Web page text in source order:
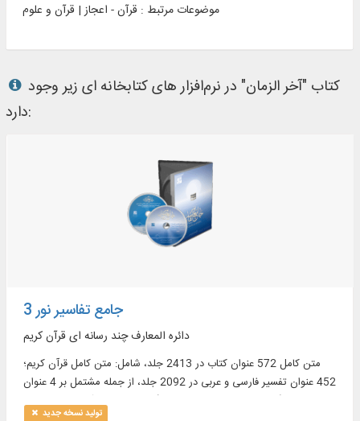
موضوعات مرتبط : قرآن - اعجاز | قرآن و علوم
کتاب "آخر الزمان" در نرم‌افزار های کتابخانه ای زیر وجود
دارد:
جامع تفاسیر نور 3
دائره المعارف چند رسانه ای قرآن کریم
متن کامل 572 عنوان کتاب در 2413 جلد، شامل: متن کامل قرآن کریم؛
452 عنوان تفسیر فارسی و عربی در 2092 جلد، از جمله مشتمل بر 4 عنوان
تولید نسخه جدید